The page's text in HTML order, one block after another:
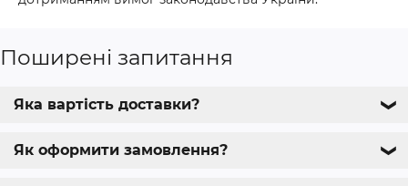
Поширені запитання
Яка вартість доставки? ❯
Як оформити замовлення? ❯